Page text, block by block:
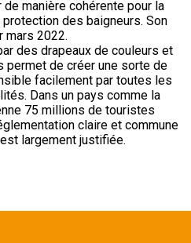
manière cohérente pour la
des baigneurs. Son
mars 2022.
des drapeaux de couleurs et
de créer une sorte de
facilement par toutes les
Dans un pays comme la
75 millions de touristes
claire et commune
largement justifiée.